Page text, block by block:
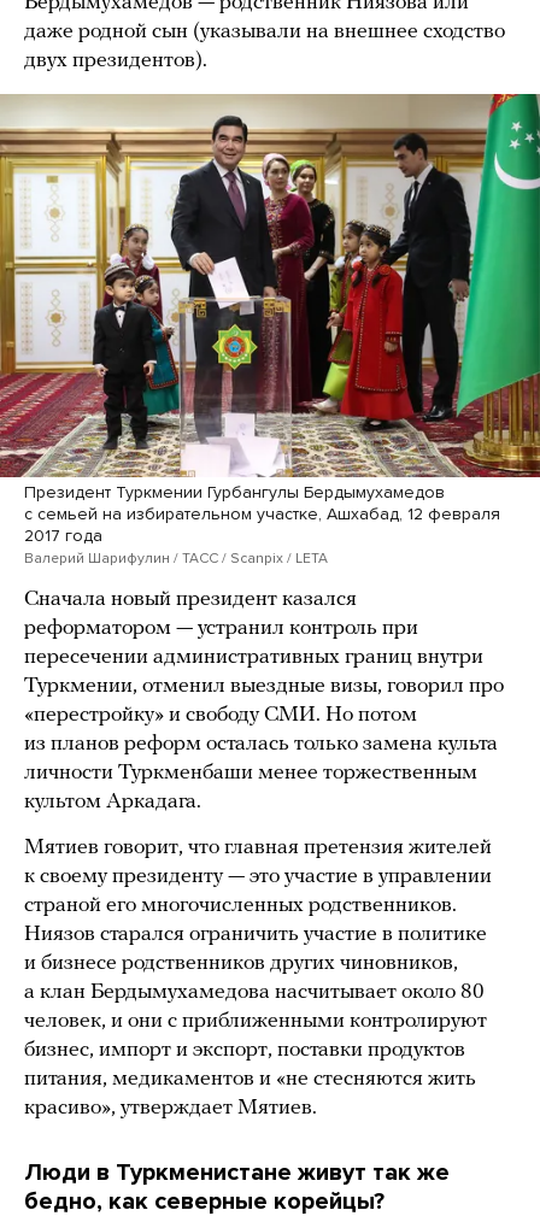
даже родной сын (указывали на внешнее сходство
двух президентов).
Президент Туркмении Гурбангулы Бердымухамедов
с семьей на избирательном участке, Ашхабад, 12 февраля
2017 года
Валерий Шарифулин / ТАСС / Scanpix / LETA
Сначала новый президент казался
реформатором — устранил контроль при
пересечении административных границ внутри
Туркмении, отменил выездные визы, говорил про
«перестройку» и свободу СМИ. Но потом
из планов реформ осталась только замена культа
личности Туркменбаши менее торжественным
культом Аркадага.
Мятиев говорит, что главная претензия жителей
к своему президенту — это участие в управлении
страной его многочисленных родственников.
Ниязов старался ограничить участие в политике
и бизнесе родственников других чиновников,
а клан Бердымухамедова насчитывает около 80
человек, и они с приближенными контролируют
бизнес, импорт и экспорт, поставки продуктов
питания, медикаментов и «не стесняются жить
красиво», утверждает Мятиев.
Люди в Туркменистане живут так же
бедно, как северные корейцы?